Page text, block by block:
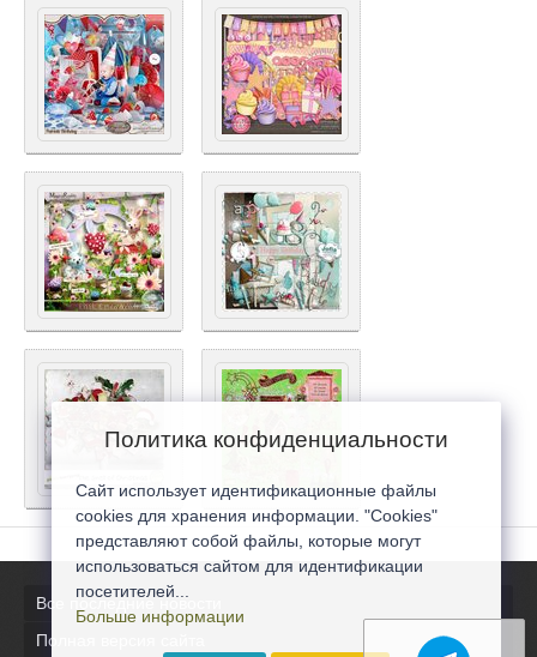
Все последние новости
Полная версия сайта
Политика конфиденциальности
Сайт использует идентификационные файлы
cookies для хранения информации. "Cookies"
представляют собой файлы, которые могут
использоваться сайтом для идентификации
посетителей...
Больше информации